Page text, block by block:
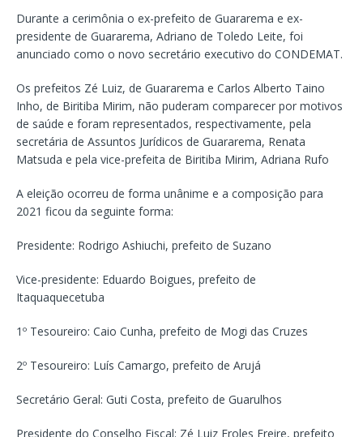
Durante a cerimônia o ex-prefeito de Guararema e ex-
presidente de Guararema, Adriano de Toledo Leite, foi
anunciado como o novo secretário executivo do CONDEMAT.
Os prefeitos Zé Luiz, de Guararema e Carlos Alberto Taino
Inho, de Biritiba Mirim, não puderam comparecer por motivos
de saúde e foram representados, respectivamente, pela
secretária de Assuntos Jurídicos de Guararema, Renata
Matsuda e pela vice-prefeita de Biritiba Mirim, Adriana Rufo
A eleição ocorreu de forma unânime e a composição para
2021 ficou da seguinte forma:
Presidente: Rodrigo Ashiuchi, prefeito de Suzano
Vice-presidente: Eduardo Boigues, prefeito de
Itaquaquecetuba
1º Tesoureiro: Caio Cunha, prefeito de Mogi das Cruzes
2º Tesoureiro: Luís Camargo, prefeito de Arujá
Secretário Geral: Guti Costa, prefeito de Guarulhos
Presidente do Conselho Fiscal: Zé Luiz Eroles Freire, prefeito